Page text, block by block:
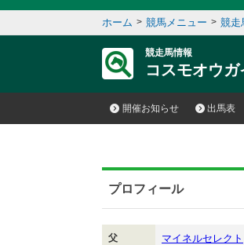
ホーム > 競馬メニュー > 競走
競走馬情報
コスモオウガ
開催お知らせ 出馬表
プロフィール
父 マイネルセレクト